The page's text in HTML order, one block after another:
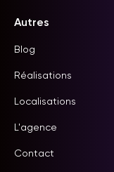
Autres
Blog
Réalisations
Localisations
L'agence
Contact